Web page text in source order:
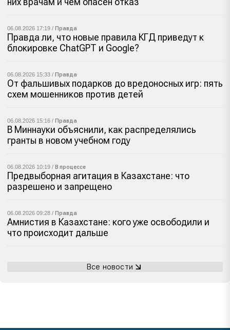
06.08.2026 17:19 / Правда
Правда ли, что новые правила КГД приведут к
блокировке ChatGPT и Google?
06.08.2026 15:33 / Правда
От фальшивых подарков до вредоносных игр: пять
схем мошенников против детей
06.08.2026 15:16 / Правда
В Миннауки объяснили, как распределялись
гранты в новом учебном году
06.08.2026 10:19 / В процессе
Предвыборная агитация в Казахстане: что
разрешено и запрещено
06.08.2026 09:28 / Правда
Амнистия в Казахстане: кого уже освободили и
что происходит дальше
Все новости